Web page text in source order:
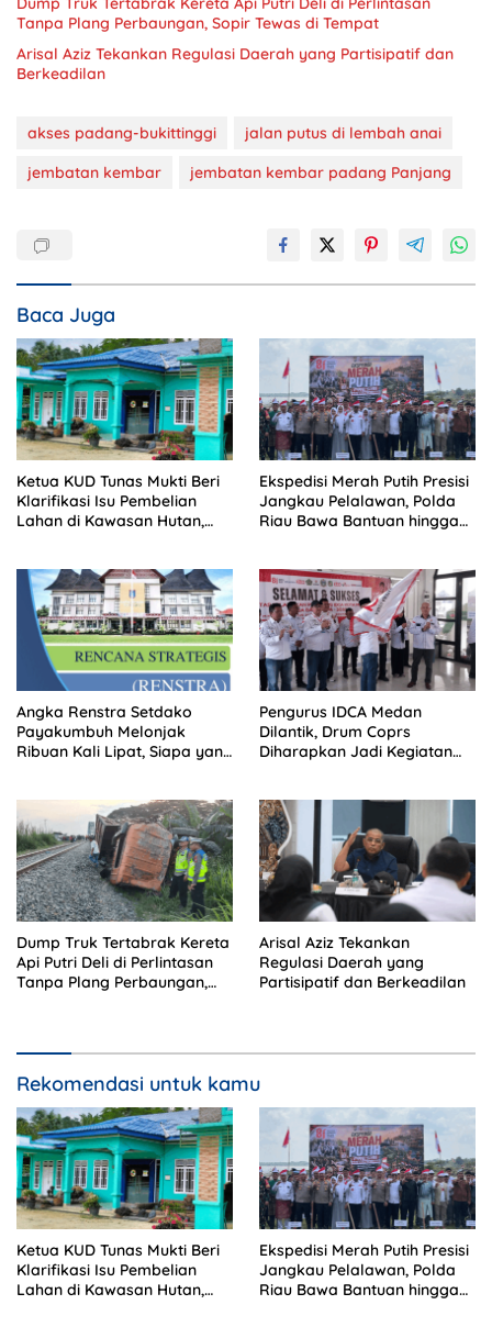
Tanpa Plang Perbaungan, Sopir Tewas di Tempat
Arisal Aziz Tekankan Regulasi Daerah yang Partisipatif dan
Berkeadilan
akses padang-bukittinggi
jalan putus di lembah anai
jembatan kembar
jembatan kembar padang Panjang
Baca Juga
Ketua KUD Tunas Mukti Beri
Klarifikasi Isu Pembelian
Lahan di Kawasan Hutan,
Ekspedisi Merah Putih Presisi
Jangkau Pelalawan, Polda
Riau Bawa Bantuan hingga
Angka Renstra Setdako
Payakumbuh Melonjak
Ribuan Kali Lipat, Siapa yang
Pengurus IDCA Medan
Dilantik, Drum Coprs
Diharapkan Jadi Kegiatan
Dump Truk Tertabrak Kereta
Api Putri Deli di Perlintasan
Tanpa Plang Perbaungan,
Arisal Aziz Tekankan
Regulasi Daerah yang
Partisipatif dan Berkeadilan
Rekomendasi untuk kamu
Ketua KUD Tunas Mukti Beri
Klarifikasi Isu Pembelian
Lahan di Kawasan Hutan,
Ekspedisi Merah Putih Presisi
Jangkau Pelalawan, Polda
Riau Bawa Bantuan hingga